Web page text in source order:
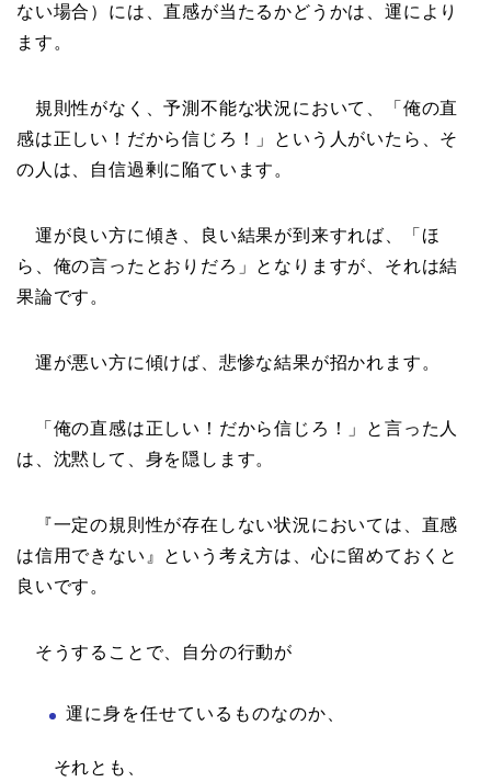
ない場合）には、直感が当たるかどうかは、運により
ます。
規則性がなく、予測不能な状況において、「俺の直
感は正しい！だから信じろ！」という人がいたら、そ
の人は、自信過剰に陥ています。
運が良い方に傾き、良い結果が到来すれば、「ほ
ら、俺の言ったとおりだろ」となりますが、それは結
果論です。
運が悪い方に傾けば、悲惨な結果が招かれます。
「俺の直感は正しい！だから信じろ！」と言った人
は、沈黙して、身を隠します。
『一定の規則性が存在しない状況においては、直感
は信用できない』という考え方は、心に留めておくと
良いです。
そうすることで、自分の行動が
運に身を任せているものなのか、
それとも、